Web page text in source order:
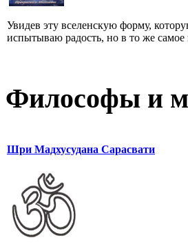
Увидев эту вселенскую форму,
испытываю радость, но в то же самое
Философы и
Шри Мадхусудана Сарасвати